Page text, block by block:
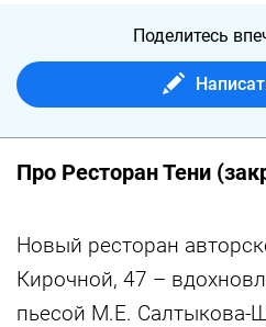
Поделитесь
Про Ресторан Тени
Новый ресторан
Кирочной, 47 –
пьесой М.Е.